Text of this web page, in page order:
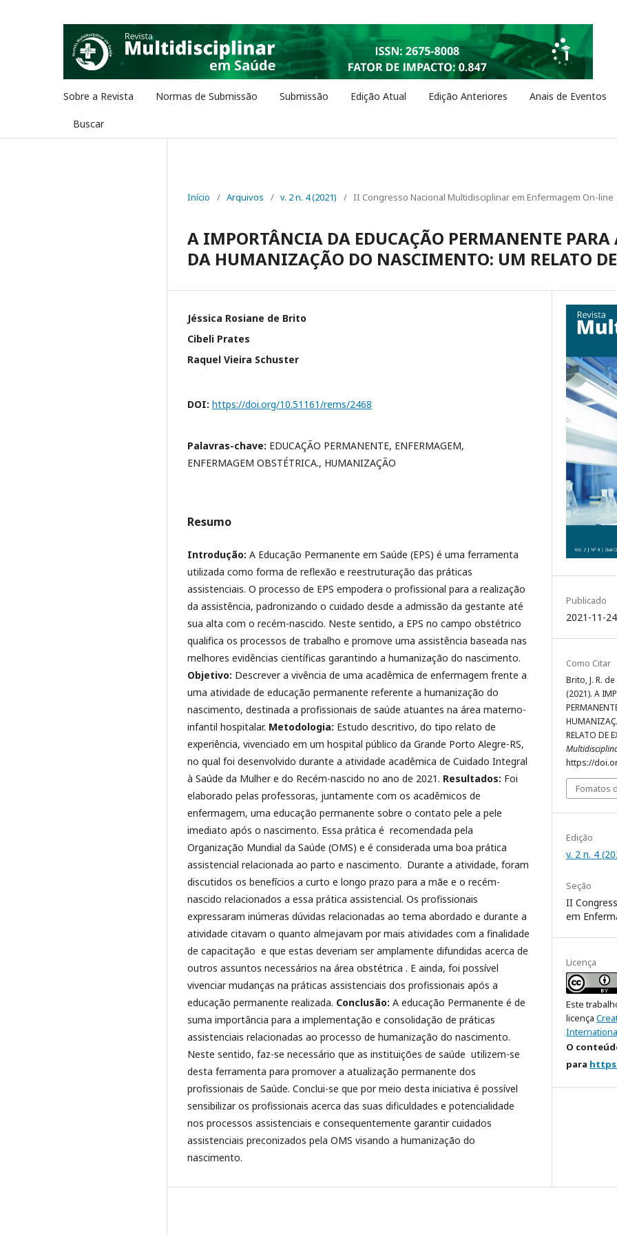
Sobre a Revista Normas de Submissão Submissão Edição Atual Edição Anteriores Anais de Eventos
Buscar
Início / Arquivos / v. 2 n. 4 (2021) / II Congresso Nacional Multidisciplinar em Enfermagem On-line
A IMPORTÂNCIA DA EDUCAÇÃO PERMANENTE PARA
DA HUMANIZAÇÃO DO NASCIMENTO: UM RELATO
Jéssica Rosiane de Brito
Cibeli Prates
Raquel Vieira Schuster
DOI: https://doi.org/10.51161/rems/2468
Palavras-chave: EDUCAÇÃO PERMANENTE, ENFERMAGEM,
ENFERMAGEM OBSTÉTRICA., HUMANIZAÇÃO
Resumo
Introdução: A Educação Permanente em Saúde (EPS) é uma ferramenta
utilizada como forma de reflexão e reestruturação das práticas
assistenciais. O processo de EPS empodera o profissional para a realização
da assistência, padronizando o cuidado desde a admissão da gestante até
sua alta com o recém-nascido. Neste sentido, a EPS no campo obstétrico
qualifica os processos de trabalho e promove uma assistência baseada nas
melhores evidências científicas garantindo a humanização do nascimento.
Objetivo: Descrever a vivência de uma acadêmica de enfermagem frente a
uma atividade de educação permanente referente a humanização do
nascimento, destinada a profissionais de saúde atuantes na área materno-
infantil hospitalar. Metodologia: Estudo descritivo, do tipo relato de
experiência, vivenciado em um hospital público da Grande Porto Alegre-RS,
no qual foi desenvolvido durante a atividade acadêmica de Cuidado Integral
à Saúde da Mulher e do Recém-nascido no ano de 2021. Resultados: Foi
elaborado pelas professoras, juntamente com os acadêmicos de
enfermagem, uma educação permanente sobre o contato pele a pele
imediato após o nascimento. Essa prática é recomendada pela
Organização Mundial da Saúde (OMS) e é considerada uma boa prática
assistencial relacionada ao parto e nascimento. Durante a atividade, foram
discutidos os benefícios a curto e longo prazo para a mãe e o recém-
nascido relacionados a essa prática assistencial. Os profissionais
expressaram inúmeras dúvidas relacionadas ao tema abordado e durante a
atividade citavam o quanto almejavam por mais atividades com a finalidade
de capacitação e que estas deveriam ser amplamente difundidas acerca de
outros assuntos necessários na área obstétrica . E ainda, foi possível
vivenciar mudanças na práticas assistenciais dos profissionais após a
educação permanente realizada. Conclusão: A educação Permanente é de
suma importância para a implementação e consolidação de práticas
assistenciais relacionadas ao processo de humanização do nascimento.
Neste sentido, faz-se necessário que as instituições de saúde utilizem-se
desta ferramenta para promover a atualização permanente dos
profissionais de Saúde. Conclui-se que por meio desta iniciativa é possível
sensibilizar os profissionais acerca das suas dificuldades e potencialidade
nos processos assistenciais e consequentemente garantir cuidados
assistenciais preconizados pela OMS visando a humanização do
nascimento.
Publicado
2021-11-24
Como Citar
Brito, J. R.
(2021). A
RELATO DE
https://
Fomatos
Edição
v. 2 n. 4
Seção
II
em
Licença
Este
licença
O
para